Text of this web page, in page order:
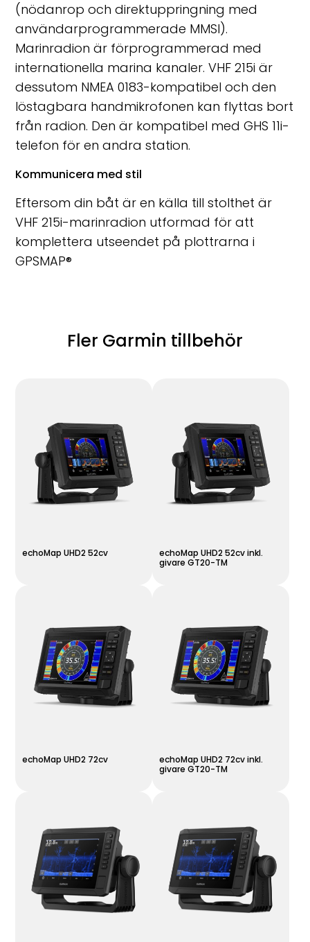
(nödanrop och direktuppringning med
användarprogrammerade MMSI).
Marinradion är förprogrammerad med
internationella marina kanaler. VHF 215i är
dessutom NMEA 0183-kompatibel och den
löstagbara handmikrofonen kan flyttas bort
från radion. Den är kompatibel med GHS 11i-
telefon för en andra station.
Kommunicera med stil
Eftersom din båt är en källa till stolthet är
VHF 215i-marinradion utformad för att
komplettera utseendet på plottrarna i
GPSMAP®
Fler Garmin tillbehör
echoMap UHD2 52cv
echoMap UHD2 52cv inkl.
givare GT20-TM
echoMap UHD2 72cv
echoMap UHD2 72cv inkl.
givare GT20-TM